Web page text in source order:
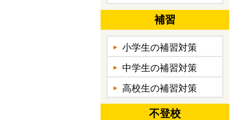
補習
小学生の補習対策
中学生の補習対策
高校生の補習対策
不登校